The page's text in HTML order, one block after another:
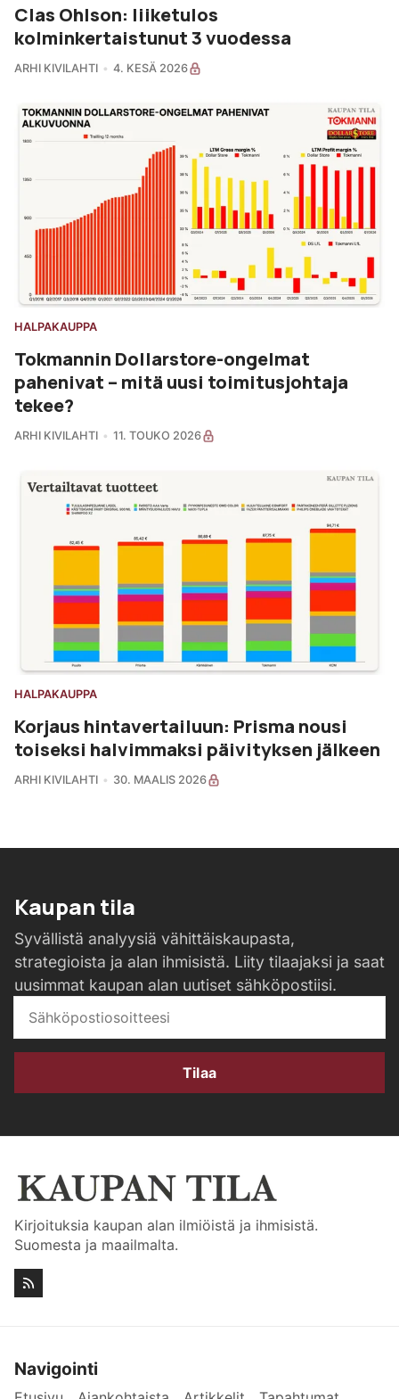
Clas Ohlson: liiketulos
kolminkertaistunut 3 vuodessa
ARHI KIVILAHTI 4. KESÄ 2026
HALPAKAUPPA
Tokmannin Dollarstore-ongelmat
pahenivat – mitä uusi toimitusjohtaja
tekee?
ARHI KIVILAHTI 11. TOUKO 2026
HALPAKAUPPA
Korjaus hintavertailuun: Prisma nousi
toiseksi halvimmaksi päivityksen jälkeen
ARHI KIVILAHTI 30. MAALIS 2026
Kaupan tila
Syvällistä analyysiä vähittäiskaupasta,
strategioista ja alan ihmisistä. Liity tilaajaksi ja saat
uusimmat kaupan alan uutiset sähköpostiisi.
Tilaa
Kirjoituksia kaupan alan ilmiöistä ja ihmisistä.
Suomesta ja maailmalta.
Navigointi